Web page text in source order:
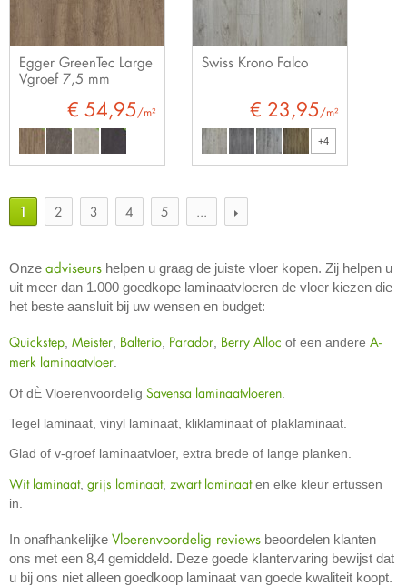
Egger GreenTec Large
Vgroef 7,5 mm
€ 54,95 /m²
Swiss Krono Falco
€ 23,95 /m²
+4
1 2 3 4 5 ...
Onze adviseurs helpen u graag de juiste vloer kopen. Zij helpen u
uit meer dan 1.000 goedkope laminaatvloeren de vloer kiezen die
het beste aansluit bij uw wensen en budget:
Quickstep Meister Balterio Parador Berry Alloc of een andere A-
merk laminaatvloer
Of dÈ Vloerenvoordelig Savensa laminaatvloeren
Tegel laminaat, vinyl laminaat, kliklaminaat of plaklaminaat.
Glad of v-groef laminaatvloer, extra brede of lange planken.
Wit laminaat, grijs laminaat, zwart laminaaten elke kleur ertussen
in.
In onafhankelijke Vloerenvoordelig reviews beoordelen klanten
ons met een 8,4 gemiddeld. Deze goede klantervaring bewijst dat
u bij ons niet alleen goedkoop laminaat van goede kwaliteit koopt.